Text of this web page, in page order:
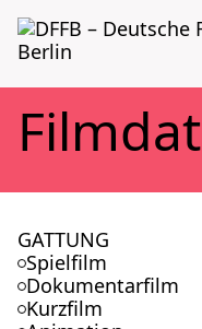
GATTUNG
Spielfilm
Dokumentarfilm
Kurzfilm